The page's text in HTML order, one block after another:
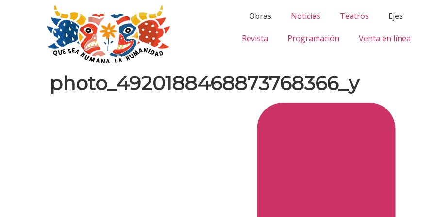
Obras Noticias Teatros Ejes
Revista Programación Venta en línea
photo_4920188468873768366_y